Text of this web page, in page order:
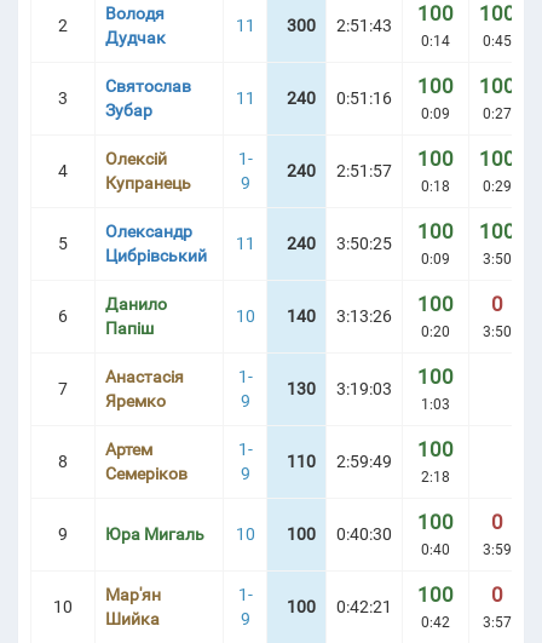
2
Володя
Дудчак
11 300 2:51:43 100
0:14
100
0:45
3
Святослав
Зубар
11 240 0:51:16 100
0:09
100
0:27
4
Олексій
Купранець
1-
9
240 2:51:57 100
0:18
100
0:29
5
Олександр
Цибрівський
11 240 3:50:25 100
0:09
100
3:50
6
Данило
Папіш
10 140 3:13:26 100
0:20
0
3:50
7
Анастасія
Яремко
1-
9
130 3:19:03 100
1:03
8
Артем
Семеріков
1-
9
110 2:59:49 100
2:18
9 Юра Мигаль 10 100 0:40:30 100
0:40
0
3:59
10
Мар'ян
Шийка
1-
9
100 0:42:21 100
0:42
0
3:57